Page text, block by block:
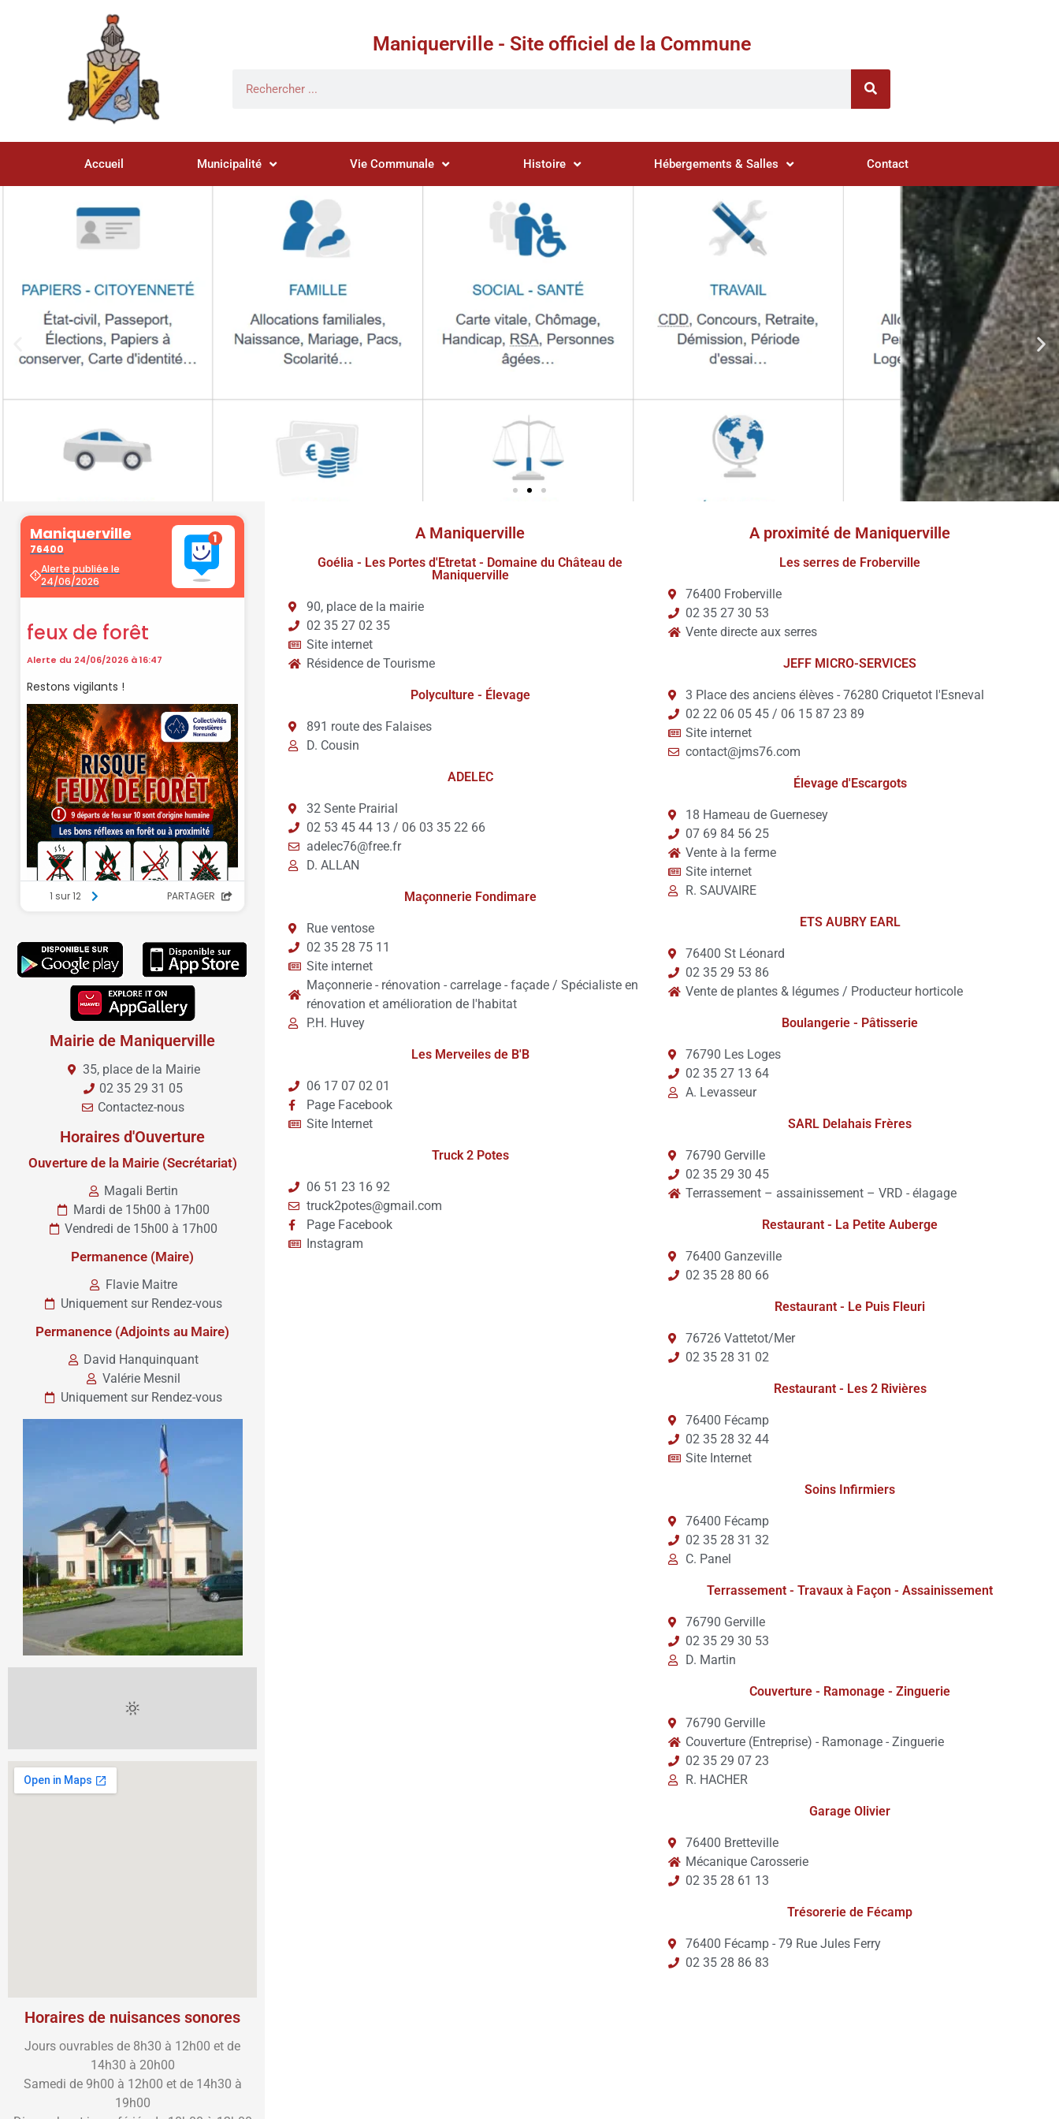
Maniquerville - Site officiel de la Commune
Accueil Municipalité Vie Communale Histoire Hébergements & Salles Contact
Démarches
administratives
Faîtes vos démarches en ligne sur notre site en
cliquant sur le bouton ci-dessous
Mairie de Maniquerville
35, place de la Mairie
02 35 29 31 05
Contactez-nous
Horaires d'Ouverture
Ouverture de la Mairie (Secrétariat)
Magali Bertin
Mardi de 15h00 à 17h00
Vendredi de 15h00 à 17h00
Permanence (Maire)
Flavie Maitre
Uniquement sur Rendez-vous
Permanence (Adjoints au Maire)
David Hanquinquant
Valérie Mesnil
Uniquement sur Rendez-vous
Horaires de nuisances sonores
Jours ouvrables de 8h30 à 12h00 et de
14h30 à 20h00
Samedi de 9h00 à 12h00 et de 14h30 à
19h00
A Maniquerville
Goélia - Les Portes d'Etretat - Domaine du Château de
Maniquerville
90, place de la mairie
02 35 27 02 35
Site internet
Résidence de Tourisme
Polyculture - Élevage
891 route des Falaises
D. Cousin
ADELEC
32 Sente Prairial
02 53 45 44 13 / 06 03 35 22 66
adelec76@free.fr
D. ALLAN
Maçonnerie Fondimare
Rue ventose
02 35 28 75 11
Site internet
Maçonnerie - rénovation - carrelage - façade / Spécialiste en
rénovation et amélioration de l'habitat
P.H. Huvey
Les Merveiles de B'B
06 17 07 02 01
Page Facebook
Site Internet
Truck 2 Potes
06 51 23 16 92
truck2potes@gmail.com
Page Facebook
Instagram
A proximité de Maniquerville
Les serres de Froberville
76400 Froberville
02 35 27 30 53
Vente directe aux serres
JEFF MICRO-SERVICES
3 Place des anciens élèves - 76280 Criquetot l'Esneval
02 22 06 05 45 / 06 15 87 23 89
Site internet
contact@jms76.com
Élevage d'Escargots
18 Hameau de Guernesey
07 69 84 56 25
Vente à la ferme
Site internet
R. SAUVAIRE
ETS AUBRY EARL
76400 St Léonard
02 35 29 53 86
Vente de plantes & légumes / Producteur horticole
Boulangerie - Pâtisserie
76790 Les Loges
02 35 27 13 64
A. Levasseur
SARL Delahais Frères
76790 Gerville
02 35 29 30 45
Terrassement – assainissement – VRD - élagage
Restaurant - La Petite Auberge
76400 Ganzeville
02 35 28 80 66
Restaurant - Le Puis Fleuri
76726 Vattetot/Mer
02 35 28 31 02
Restaurant - Les 2 Rivières
76400 Fécamp
02 35 28 32 44
Site Internet
Soins Infirmiers
76400 Fécamp
02 35 28 31 32
C. Panel
Terrassement - Travaux à Façon - Assainissement
76790 Gerville
02 35 29 30 53
D. Martin
Couverture - Ramonage - Zinguerie
76790 Gerville
Couverture (Entreprise) - Ramonage - Zinguerie
02 35 29 07 23
R. HACHER
Garage Olivier
76400 Bretteville
Mécanique Carosserie
02 35 28 61 13
Trésorerie de Fécamp
76400 Fécamp - 79 Rue Jules Ferry
02 35 28 86 83